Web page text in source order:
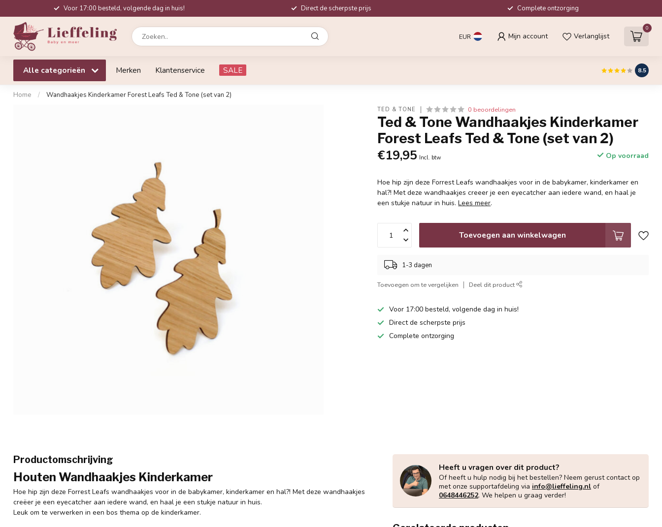
Voor 17:00 besteld, volgende dag in huis! Direct de scherpste prijs Complete ontzorging
EUR Mijn account Verlanglijst
0
Alle categorieën Merken Klantenservice SALE 8.5
Home / Wandhaakjes Kinderkamer Forest Leafs Ted & Tone (set van 2)
TED & TONE 0 beoordelingen
Ted & Tone Wandhaakjes Kinderkamer
Forest Leafs Ted & Tone (set van 2)
€19,95 Incl. btw Op voorraad
Hoe hip zijn deze Forrest Leafs wandhaakjes voor in de babykamer, kinderkamer en
hal?! Met deze wandhaakjes creeer je een eyecatcher aan iedere wand, en haal je
een stukje natuur in huis.Lees meer.
Toevoegen aan winkelwagen
1-3 dagen
Toevoegen om te vergelijken Deel dit product
Voor 17:00 besteld, volgende dag in huis!
Direct de scherpste prijs
Complete ontzorging
Productomschrijving
Houten Wandhaakjes Kinderkamer
Hoe hip zijn deze Forrest Leafs wandhaakjes voor in de babykamer, kinderkamer en hal?! Met deze wandhaakjes
creëer je een eyecatcher aan iedere wand, en haal je een stukje natuur in huis.
Leuk om te verwerken in een bos thema op de kinderkamer.
Heeft u vragen over dit product?
Of heeft u hulp nodig bij het bestellen? Neem gerust contact op
met onze supportafdeling via info@lieffeling.nl of
0648446252. We helpen u graag verder!